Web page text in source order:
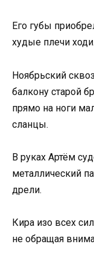
Его губы
худые плечи
Ноябрьский
балкону старой
прямо на ноги
сланцы.
В руках Артём
металлический
дрели.
Кира изо всех
не обращая